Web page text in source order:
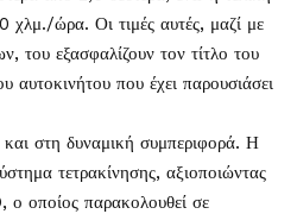
χλμ./ώρα. Οι τιμές αυτές, μαζί με
του εξασφαλίζουν τον τίτλο του
αυτοκινήτου που έχει παρουσιάσει
και στη δυναμική συμπεριφορά. Η
τετρακίνησης, αξιοποιώντας
ο οποίος παρακολουθεί σε